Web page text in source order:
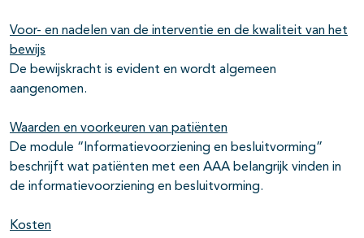
Voor- en nadelen van de interventie en de kwaliteit van het
bewijs
De bewijskracht is evident en wordt algemeen
aangenomen.
Waarden en voorkeuren van patiënten
De module “Informatievoorziening en besluitvorming”
beschrijft wat patiënten met een AAA belangrijk vinden in
de informatievoorziening en besluitvorming.
Kosten